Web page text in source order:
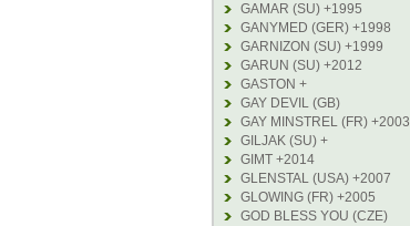
GAMAR (SU) +1995
GANYMED (GER) +1998
GARNIZON (SU) +1999
GARUN (SU) +2012
GASTON +
GAY DEVIL (GB)
GAY MINSTREL (FR) +2003
GILJAK (SU) +
GIMT +2014
GLENSTAL (USA) +2007
GLOWING (FR) +2005
GOD BLESS YOU (CZE)